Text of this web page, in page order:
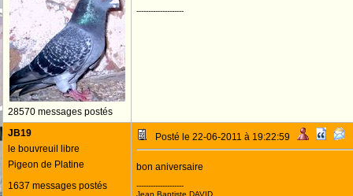
28570 messages postés
--------------------
JB19
le bouvreuil libre
Pigeon de Platine
1637 messages postés
Posté le 22-06-2011 à 19:22:59
bon aniversaire
--------------------
Jean Baptiste DAVID